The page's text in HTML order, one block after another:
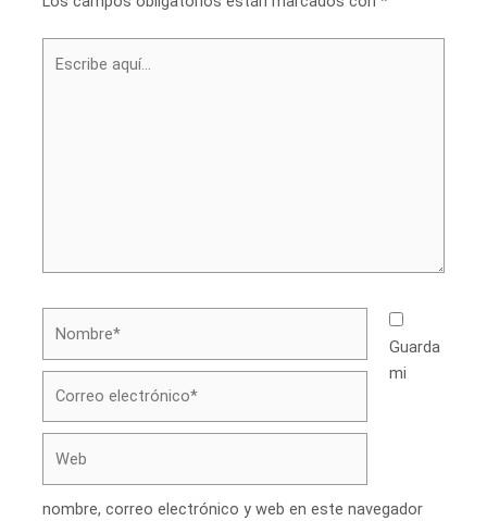
aquí...
Guarda
mi
nombre, correo electrónico y web en este navegador